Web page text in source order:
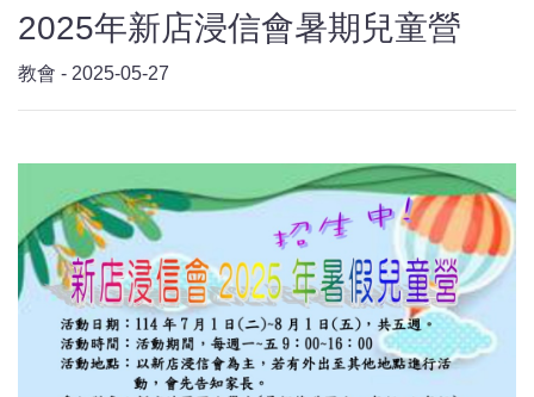
2025年新店浸信會暑期兒童營
教會 - 2025-05-27